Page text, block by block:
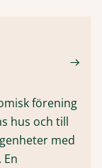
förening
hus och till
med